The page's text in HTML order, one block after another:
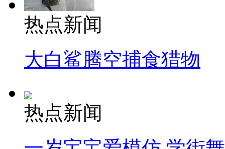
热点新闻
大白鲨腾空捕食猎物
热点新闻